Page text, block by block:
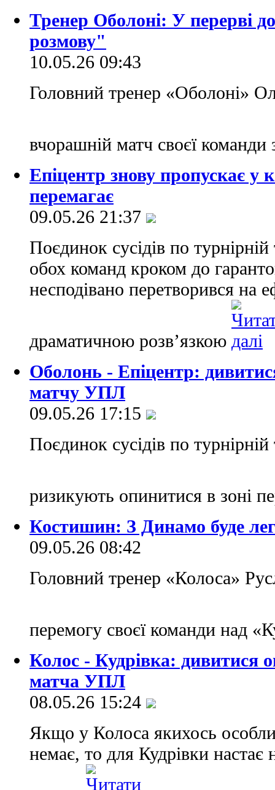
Тренер Оболоні: У перерві
розмову"
10.05.26 09:43
Головний тренер «Оболоні»
вчорашній матч своєї
Епіцентр знову пропускає у
перемагає
09.05.26 21:37
Поєдинок сусідів по
обох команд кроком до
несподівано перетворився на
драматичною розв’язкою
Оболонь - Епіцентр:
матчу УПЛ
09.05.26 17:15
Поєдинок сусідів по
ризикують опинитися в зоні
Костишин: З Динамо буде
09.05.26 08:42
Головний тренер «Колоса»
перемогу своєї команди над
Колос - Кудрівка: дивитися
матча УПЛ
08.05.26 15:24
Якщо у Колоса якихось
немає, то для Кудрівки настає